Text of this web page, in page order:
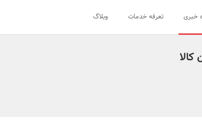
خبری تعرفه خدمات وبلاگ
کالا